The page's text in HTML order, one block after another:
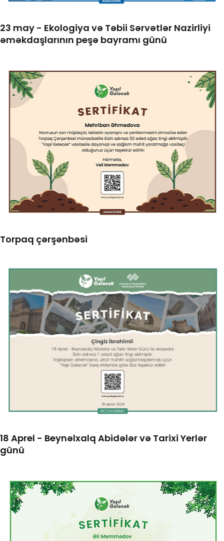
23 may - Ekologiya və Təbii Sərvətlər Nazirliyi
əməkdaşlarının peşə bayramı günü
Torpaq çərşənbəsi
18 Aprel - Beynəlxalq Abidələr və Tarixi Yerlər
günü